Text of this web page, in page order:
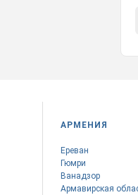
АРМЕНИЯ
Ереван
Гюмри
Ванадзор
Армавирская